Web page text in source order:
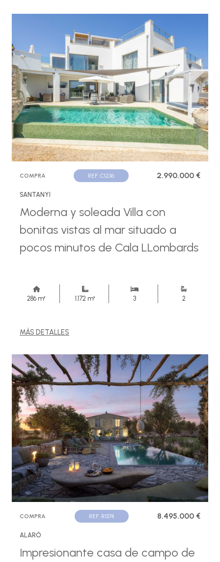
COMPRA REF. C1236 2.990.000 €
SANTANYI
Moderna y soleada Villa con
bonitas vistas al mar situado a
pocos minutos de Cala LLombards
286 m² 1.172 m² 3 2
MÁS DETALLES
COMPRA REF. R1374 8.495.000 €
ALARÓ
Impresionante casa de campo de